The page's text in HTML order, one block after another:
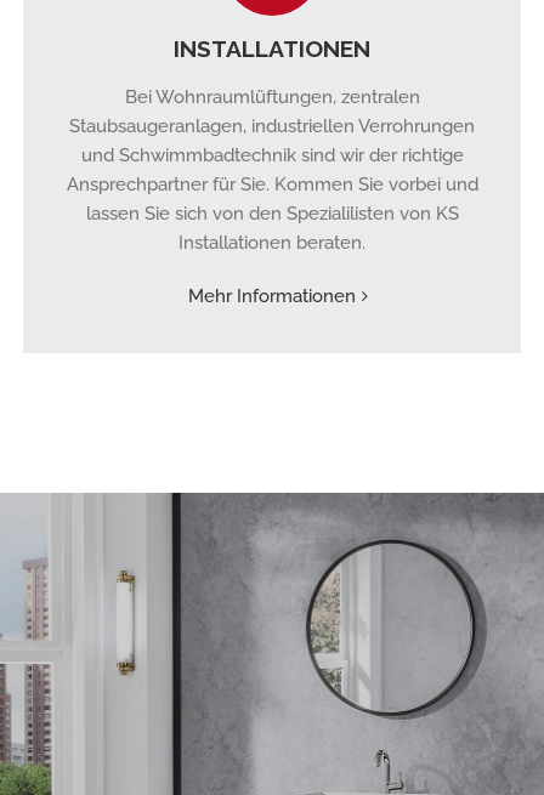
INSTALLATIONEN
Bei Wohnraumlüftungen, zentralen
Staubsaugeranlagen, industriellen Verrohrungen
und Schwimmbadtechnik sind wir der richtige
Ansprechpartner für Sie. Kommen Sie vorbei und
lassen Sie sich von den Spezialilisten von KS
Installationen beraten.
Mehr Informationen